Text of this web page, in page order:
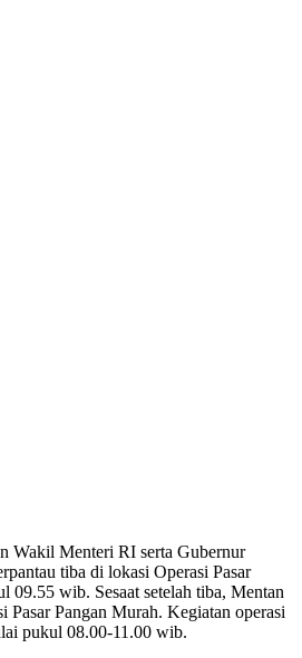
Wakil Menteri RI serta Gubernur
tiba di lokasi Operasi Pasar
09.55 wib. Sesaat setelah tiba, Mentan
Pasar Pangan Murah. Kegiatan operasi
pukul 08.00-11.00 wib.